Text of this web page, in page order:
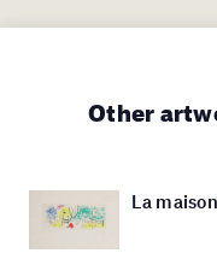
Other
La